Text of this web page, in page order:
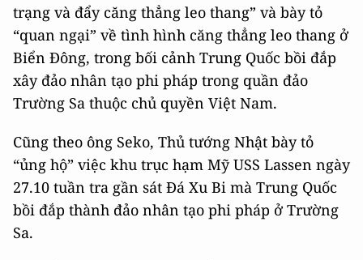
trạng và đẩy căng thẳng leo thang” và bày tỏ
“quan ngại” về tình hình căng thẳng leo thang ở
Biển Đông, trong bối cảnh Trung Quốc bồi đắp
xây đảo nhân tạo phi pháp trong quần đảo
Trường Sa thuộc chủ quyền Việt Nam.
Cũng theo ông Seko, Thủ tướng Nhật bày tỏ
“ủng hộ” việc khu trục hạm Mỹ USS Lassen ngày
27.10 tuần tra gần sát Đá Xu Bi mà Trung Quốc
bồi đắp thành đảo nhân tạo phi pháp ở Trường
Sa.